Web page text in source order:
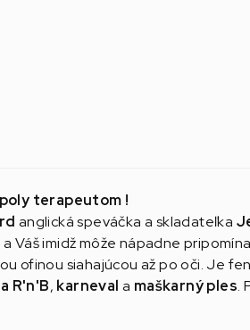
terapeutom !
anglická speváčka a skladateľka
Váš imidž môže nápadne
ofinou siahajúcou až po oči. Je
R'n'B, karneval a maškarný ples.